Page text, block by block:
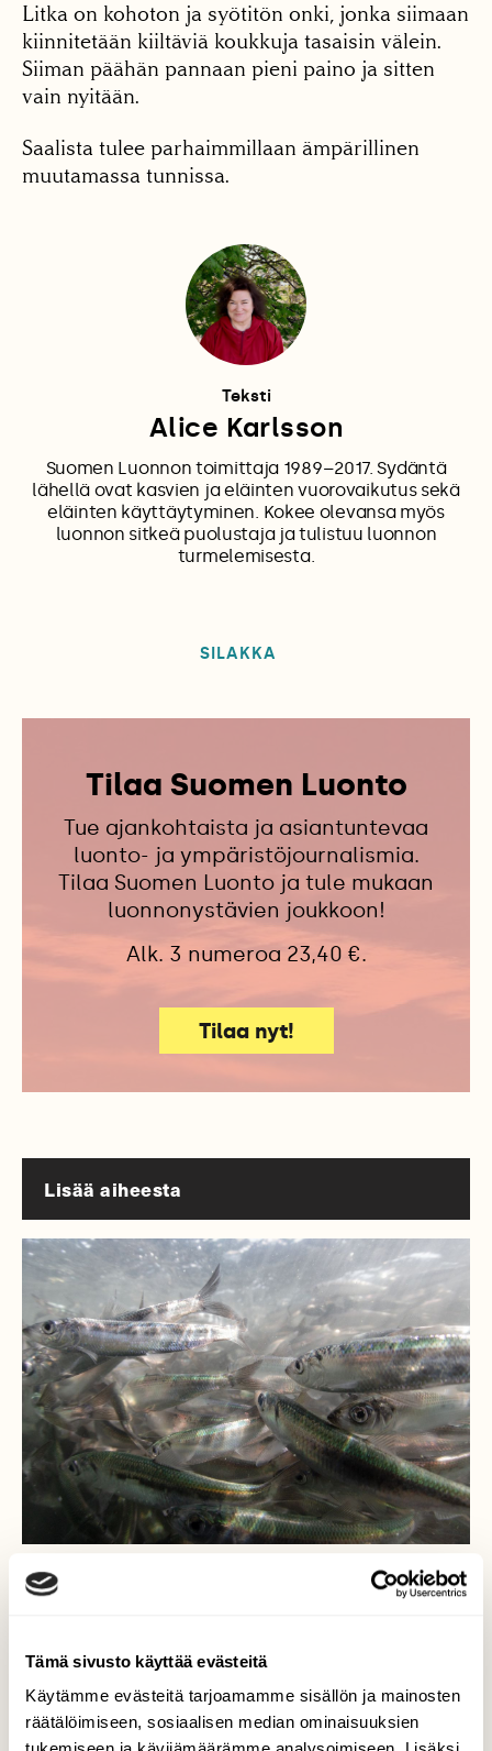
Tämä sivusto käyttää evästeitä
Käytämme evästeitä tarjoamamme sisällön ja mainosten
räätälöimiseen, sosiaalisen median ominaisuuksien
Litka on kohoton ja syötitön onki, jonka siimaan
kiinnitetään kiiltäviä koukkuja tasaisin välein.
Siiman päähän pannaan pieni paino ja sitten
vain nyitään.
Saalista tulee parhaimmillaan ämpärillinen
muutamassa tunnissa.
Teksti
Alice Karlsson
Suomen Luonnon toimittaja 1989–2017. Sydäntä
lähellä ovat kasvien ja eläinten vuorovaikutus sekä
eläinten käyttäytyminen. Kokee olevansa myös
luonnon sitkeä puolustaja ja tulistuu luonnon
turmelemisesta.
SILAKKA
Tilaa Suomen Luonto
Tue ajankohtaista ja asiantuntevaa
luonto- ja ympäristöjournalismia.
Tilaa Suomen Luonto ja tule mukaan
luonnonystävien joukkoon!
Alk. 3 numeroa 23,40 €.
Tilaa nyt!
Lisää aiheesta
Ympäristö nyt: Silakat edelleen hyvässä